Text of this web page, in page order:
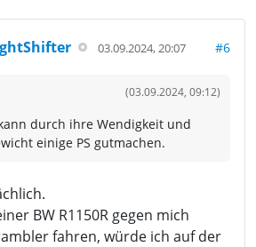
03.09.2024, 20:07 #6
(03.09.2024, 09:12)
durch ihre Wendigkeit und
einige PS gutmachen.
BW R1150R gegen mich
fahren, würde ich auf der